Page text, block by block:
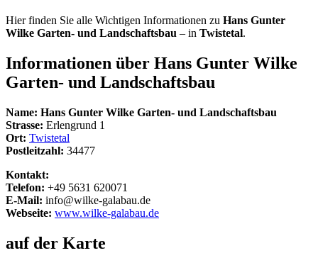
Hier finden Sie alle Wichtigen Informationen zu Hans Gunter
Wilke Garten- und Landschaftsbau – in Twistetal.
Informationen über Hans Gunter Wilke
Garten- und Landschaftsbau
Name: Hans Gunter Wilke Garten- und Landschaftsbau
Strasse: Erlengrund 1
Ort: Twistetal
Postleitzahl: 34477
Kontakt:
Telefon: +49 5631 620071
E-Mail: info@wilke-galabau.de
Webseite: www.wilke-galabau.de
auf der Karte